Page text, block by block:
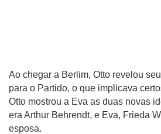
Ao chegar a Berlim, Otto revelou
para o Partido, o que implicava
Otto mostrou a Eva as duas novas
era Arthur Behrendt, e Eva, Frieda
esposa.